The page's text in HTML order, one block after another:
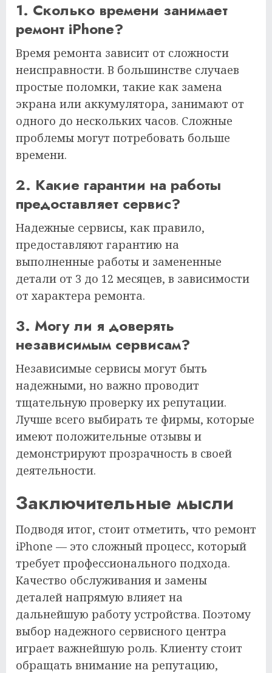
1. Сколько времени занимает
ремонт iPhone?
Время ремонта зависит от сложности
неисправности. В большинстве случаев
простые поломки, такие как замена
экрана или аккумулятора, занимают от
одного до нескольких часов. Сложные
проблемы могут потребовать больше
времени.
2. Какие гарантии на работы
предоставляет сервис?
Надежные сервисы, как правило,
предоставляют гарантию на
выполненные работы и замененные
детали от 3 до 12 месяцев, в зависимости
от характера ремонта.
3. Могу ли я доверять
независимым сервисам?
Независимые сервисы могут быть
надежными, но важно проводит
тщательную проверку их репутации.
Лучше всего выбирать те фирмы, которые
имеют положительные отзывы и
демонстрируют прозрачность в своей
деятельности.
Заключительные мысли
Подводя итог, стоит отметить, что ремонт
iPhone — это сложный процесс, который
требует профессионального подхода.
Качество обслуживания и замены
деталей напрямую влияет на
дальнейшую работу устройства. Поэтому
выбор надежного сервисного центра
играет важнейшую роль. Клиенту стоит
обращать внимание на репутацию,